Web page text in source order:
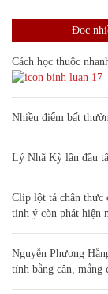
Đọc
Cách học thuộc
17
Nhiều điểm bất
Lý Nhã Kỳ lần đầu
Clip lột tả chân thực
tinh ý còn phát hiện
Nguyễn Phương
tính bằng cân,